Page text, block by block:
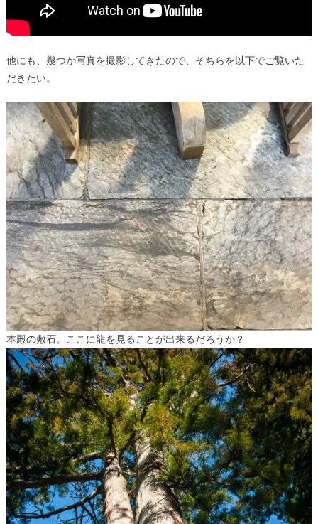
他にも、幾つか写真を撮影してきたので、そちらを以下でご覧いた
だきたい。
本殿の敷石。ここに龍を見ることが出来るだろうか？